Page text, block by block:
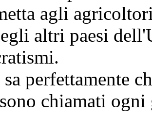
agli
altri paesi
perfettamente
chiamati